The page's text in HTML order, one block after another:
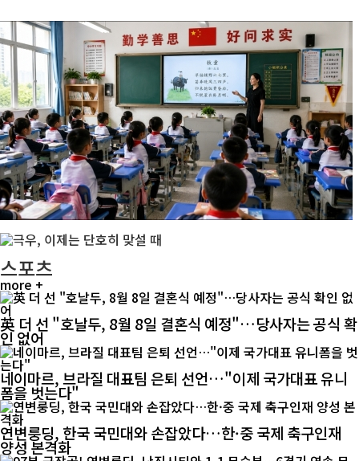
스포츠
more +
英 더 선 "호날두, 8월 8일 결혼식 예정"…당사자는 공식 확
인 없어
네이마르, 브라질 대표팀 은퇴 선언…"이제 국가대표 유니
폼을 벗는다"
연변룽딩, 한국 국민대와 손잡았다…한·중 국제 축구인재
양성 본격화